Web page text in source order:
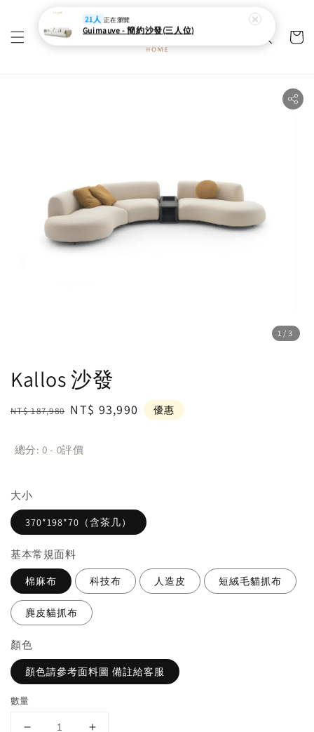
1 /3
Kallos 沙發
Regular
NT$ 187,980 Sale
NT$ 93,990 優惠
總分:0 - 0評價
大小
370*198*70（含茶几）
基本常規面料
棉麻布 科技布 人造皮 短絨毛貓抓布
麂皮貓抓布
顏色
顏色請參考面料圖 備註給客服
數量
21人 正在瀏覽
Guimauve - 簡約沙發(三人位)